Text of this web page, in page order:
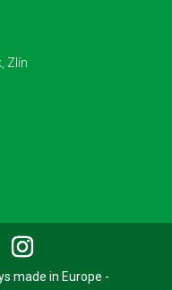
Zlín
made in Europe -